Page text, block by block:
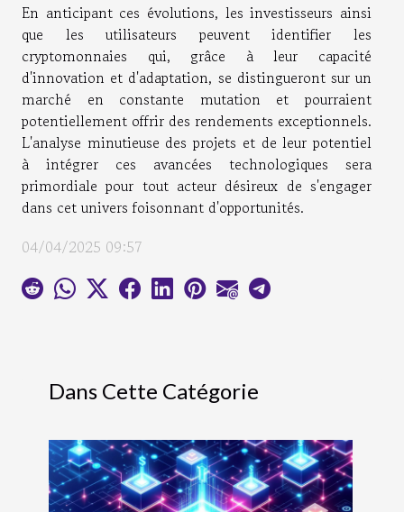
En anticipant ces évolutions, les investisseurs ainsi
que les utilisateurs peuvent identifier les
cryptomonnaies qui, grâce à leur capacité
d'innovation et d'adaptation, se distingueront sur un
marché en constante mutation et pourraient
potentiellement offrir des rendements exceptionnels.
L'analyse minutieuse des projets et de leur potentiel
à intégrer ces avancées technologiques sera
primordiale pour tout acteur désireux de s'engager
dans cet univers foisonnant d'opportunités.
04/04/2025 09:57
Dans Cette Catégorie